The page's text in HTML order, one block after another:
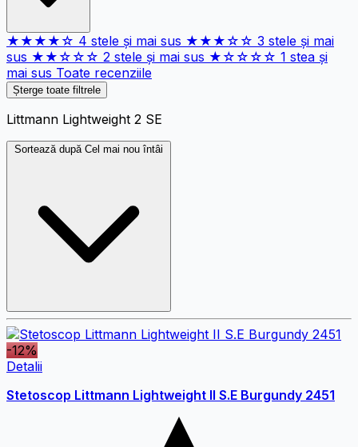
★★★★☆ 4 stele și mai sus ★★★☆☆ 3 stele și mai
sus ★★☆☆☆ 2 stele și mai sus ★☆☆☆☆ 1 stea și
mai sus Toate recenziile
Șterge toate filtrele
Littmann Lightweight 2 SE
Sortează după Cel mai nou întâi
-12%
Detalii
Stetoscop Littmann Lightweight II S.E Burgundy 2451